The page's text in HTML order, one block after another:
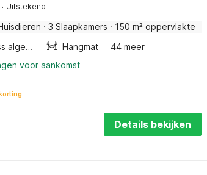
· Uitstekend
· 3 Slaapkamers · 150 m² oppervlakte
Wellness algemeen Hangmat
44 meer
voor aankomst
Details bekijken